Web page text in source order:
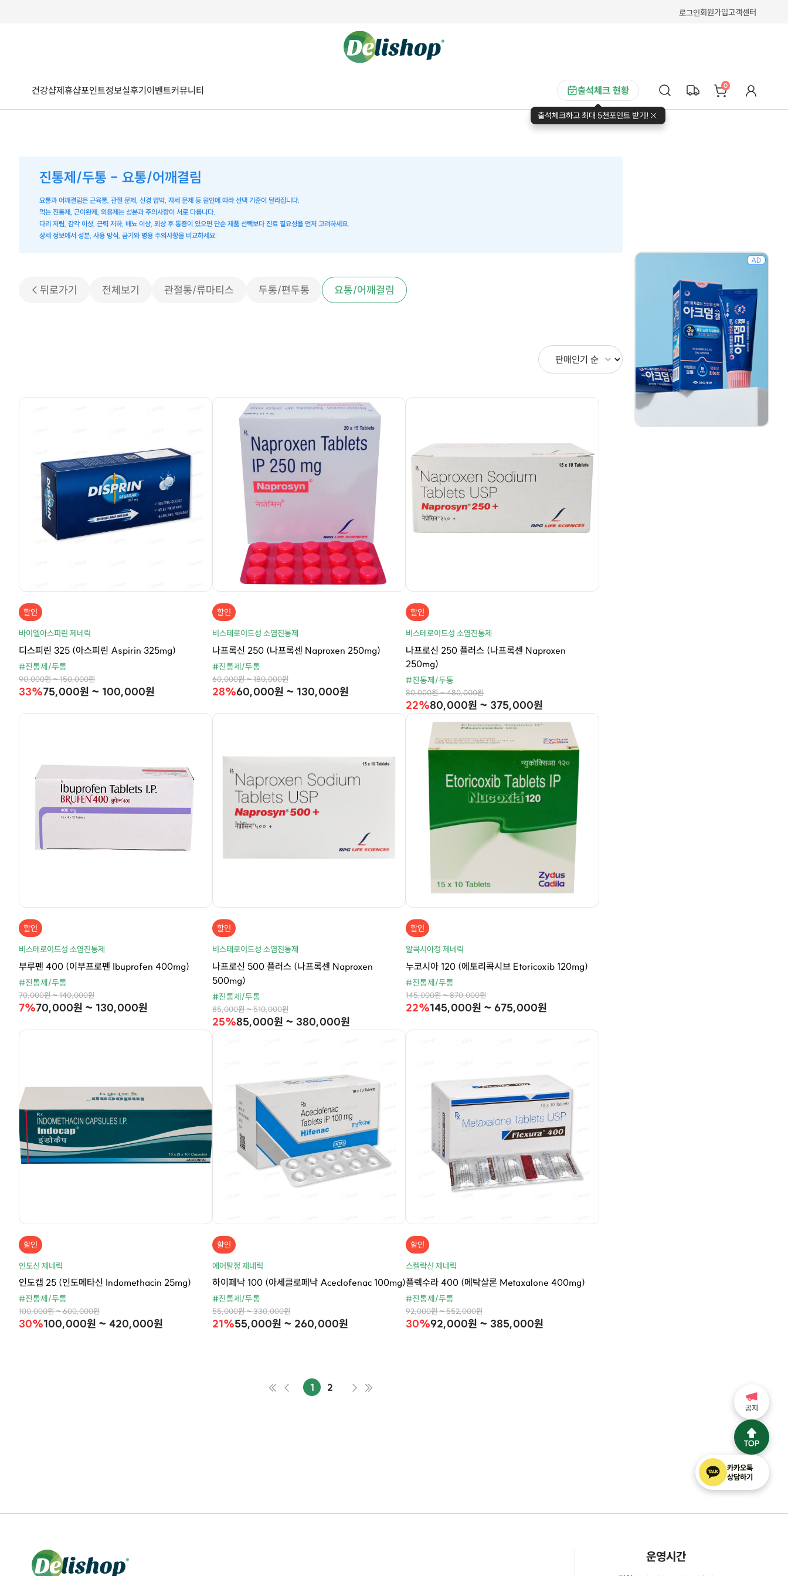
로그인회원가입고객센터
출석체크 현황
출석체크하고 최대 5천포인트 받기!
0
건강샵제휴샵포인트정보실후기이벤트커뮤니티
진통제/두통 - 요통/어깨결림
요통과 어깨결림은 근육통, 관절 문제, 신경 압박, 자세 문제 등 원인에 따라 선택 기준이 달라집니다.
먹는 진통제, 근이완제, 외용제는 성분과 주의사항이 서로 다릅니다.
다리 저림, 감각 이상, 근력 저하, 배뇨 이상, 외상 후 통증이 있으면 단순 제품 선택보다 진료 필요성을 먼저 고려하세요.
상세 정보에서 성분, 사용 방식, 금기와 병용 주의사항을 비교하세요.
< 뒤로가기 전체보기 관절통/류마티스 두통/편두통 요통/어깨결림
할인
바이엘아스피린 제네릭
디스피린 325 (아스피린 Aspirin 325mg)
#진통제/두통
90,000원 ~ 150,000원
33%75,000원 ~ 100,000원
할인
비스테로이드성 소염진통제
나프록신 250 (나프록센 Naproxen 250mg)
#진통제/두통
60,000원 ~ 180,000원
28%60,000원 ~ 130,000원
할인
비스테로이드성 소염진통제
나프로신 250 플러스 (나프록센 Naproxen
250mg)
#진통제/두통
80,000원 ~ 480,000원
22%80,000원 ~ 375,000원
할인
비스테로이드성 소염진통제
부루펜 400 (이부프로펜 Ibuprofen 400mg)
#진통제/두통
70,000원 ~ 140,000원
7%70,000원 ~ 130,000원
할인
비스테로이드성 소염진통제
나프로신 500 플러스 (나프록센 Naproxen
500mg)
#진통제/두통
85,000원 ~ 510,000원
25%85,000원 ~ 380,000원
할인
알콕시아정 제네릭
누코시아 120 (에토리콕시브 Etoricoxib 120mg)
#진통제/두통
145,000원 ~ 870,000원
22%145,000원 ~ 675,000원
할인
인도신 제네릭
인도캡 25 (인도메타신 Indomethacin 25mg)
#진통제/두통
100,000원 ~ 600,000원
30%100,000원 ~ 420,000원
할인
에어탈정 제네릭
하이페낙 100 (아세클로페낙 Aceclofenac 100mg)
#진통제/두통
55,000원 ~ 330,000원
21%55,000원 ~ 260,000원
할인
스켈락신 제네릭
플렉수라 400 (메탁살론 Metaxalone 400mg)
#진통제/두통
92,000원 ~ 552,000원
30%92,000원 ~ 385,000원
1 2
AD
운영시간
공지
카카오톡
상담하기